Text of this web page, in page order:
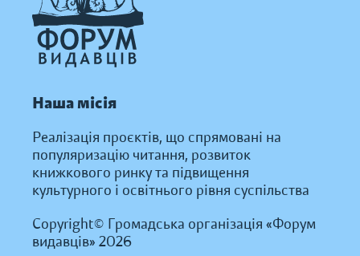
Наша місія
Реалізація проєктів, що спрямовані на
популяризацію читання, розвиток
книжкового ринку та підвищення
культурного і освітнього рівня суспільства
Copyright© Громадська організація «Форум
видавців» 2026